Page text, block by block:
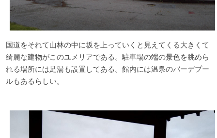
国道をそれて山林の中に坂を上っていくと見えてくる大きくて
綺麗な建物がこのユメリアである。駐車場の端の景色を眺めら
れる場所には足湯も設置してある。館内には温泉のバーデプー
ルもあるらしい。